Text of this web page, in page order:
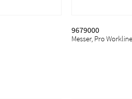
Messer, Pro
9679000